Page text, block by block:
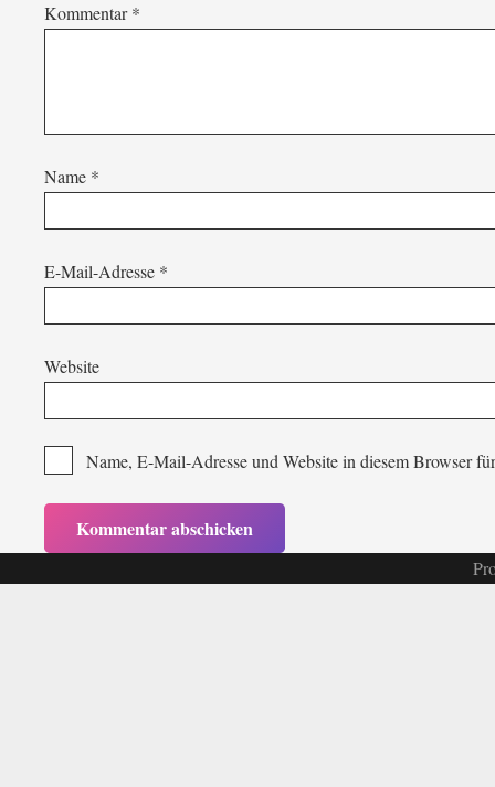
Kommentar*
Name *
E-Mail-Adresse *
Website
Name, E-Mail-Adresse und Website in diesem Browser